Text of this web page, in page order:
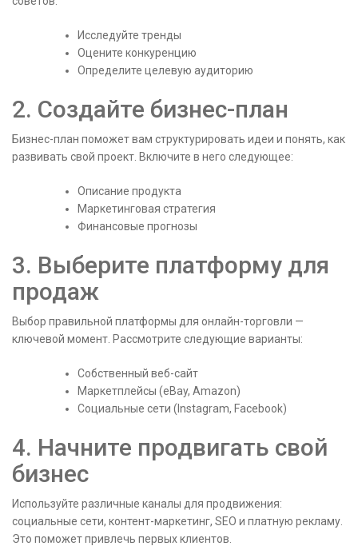
Исследуйте тренды
Оцените конкуренцию
Определите целевую аудиторию
2. Создайте бизнес-план
Бизнес-план поможет вам структурировать идеи и понять, как
развивать свой проект. Включите в него следующее:
Описание продукта
Маркетинговая стратегия
Финансовые прогнозы
3. Выберите платформу для
продаж
Выбор правильной платформы для онлайн-торговли —
ключевой момент. Рассмотрите следующие варианты:
Собственный веб-сайт
Маркетплейсы (eBay, Amazon)
Социальные сети (Instagram, Facebook)
4. Начните продвигать свой
бизнес
Используйте различные каналы для продвижения:
социальные сети, контент-маркетинг, SEO и платную рекламу.
Это поможет привлечь первых клиентов.